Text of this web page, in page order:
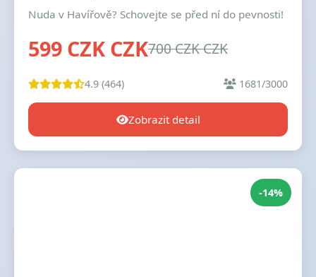
Nuda v Havířově? Schovejte se před ní do pevnosti!
599 CZK CZK700 CZK CZK
4.9 (464) 1681/3000
Zobrazit detail
-14%